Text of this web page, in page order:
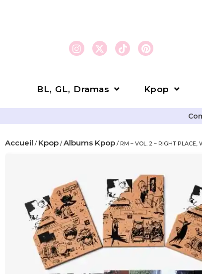
BL, GL, Dramas Kpop
Accueil / Kpop / Albums Kpop / RM – VOL. 2 – RIGHT PLACE,